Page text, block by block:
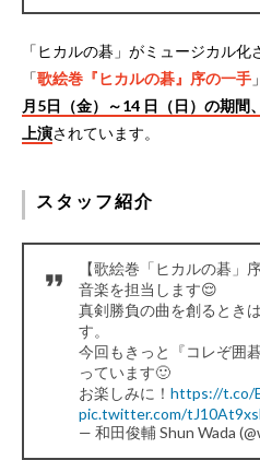
「ヒカルの碁」がミュージカル化
「歌絵巻『ヒカルの碁』序の一手
月5日（金）～14 日（日）の期間
上演されています。
スタッフ紹介
【歌絵巻「ヒカルの碁」
音楽を担当します😌
真剣勝負の曲を創るとき
す。
今回もきっと『コレぞ囲
っています🙂
お楽しみに！ https://t.co/
pic.twitter.com/
— 和田俊輔 Shun Wada